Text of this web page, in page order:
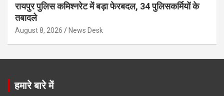
रायपुर पुलिस कमिश्नरेट में बड़ा फेरबदल, 34 पुलिसकर्मियों के
तबादले
August 8, 2026 News Desk
हमारे बारे में